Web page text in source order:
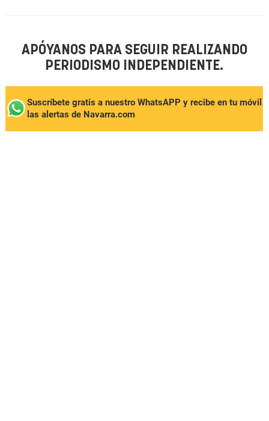
APÓYANOS PARA SEGUIR REALIZANDO
PERIODISMO INDEPENDIENTE.
Suscríbete gratis a nuestro WhatsAPP y recibe en tu móvil
las alertas de Navarra.com